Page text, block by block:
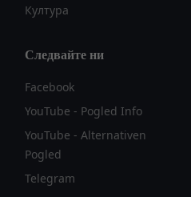
Култура
Следвайте ни
Facebook
YouTube - Pogled Info
YouTube - Alternativen
Pogled
Telegram